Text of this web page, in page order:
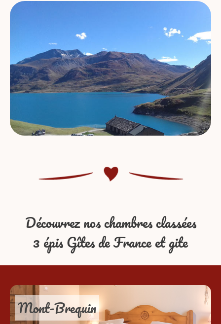
Découvrez nos chambres classées
3 épis Gîtes de France et gite
Mont-Brequin